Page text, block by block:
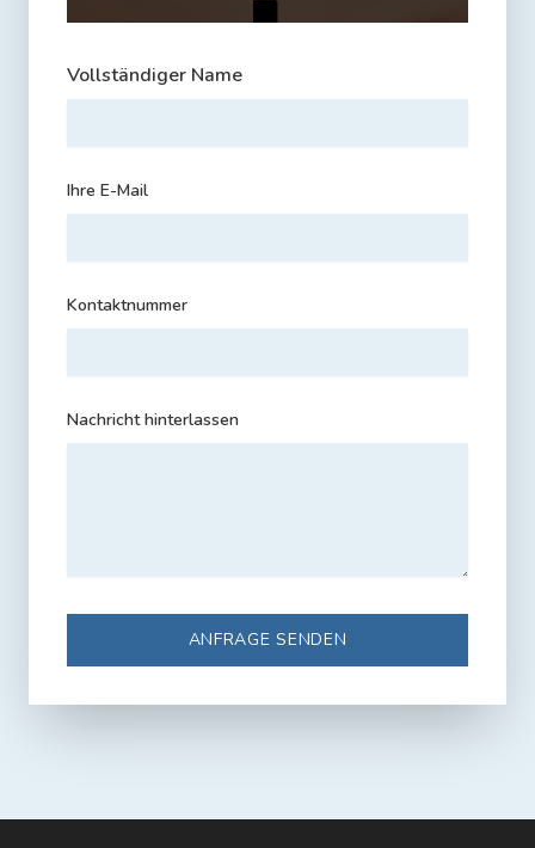
Vollständiger Name
Ihre E-Mail
Kontaktnummer
Nachricht hinterlassen
ANFRAGE SENDEN